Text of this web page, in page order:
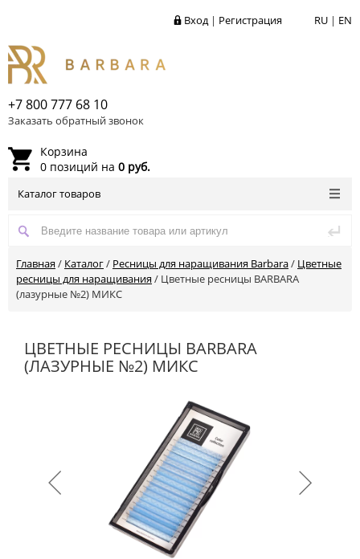
RU | EN
Вход| Регистрация
+7 800 777 68 10
Заказать обратный звонок
Корзина
0 позиций на 0 руб.
Каталог товаров
Главная / Каталог/ Ресницы для наращивания Barbara/ Цветные
ресницы для наращивания / Цветные ресницы BARBARA
(лазурные №2) МИКС
ЦВЕТНЫЕ РЕСНИЦЫ BARBARA
(ЛАЗУРНЫЕ №2) МИКС